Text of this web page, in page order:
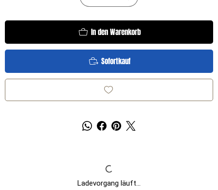
In den Warenkorb
Sofortkauf
Ladevorgang läuft...